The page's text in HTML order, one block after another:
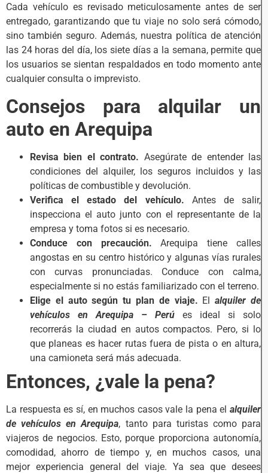
Cada vehículo es revisado meticulosamente antes de ser
entregado, garantizando que tu viaje no solo será cómodo,
sino también seguro. Además, nuestra política de atención
las 24 horas del día, los siete días a la semana, permite que
los usuarios se sientan respaldados en todo momento ante
cualquier consulta o imprevisto.
Consejos para alquilar un
auto en Arequipa
Revisa bien el contrato. Asegúrate de entender las
condiciones del alquiler, los seguros incluidos y las
políticas de combustible y devolución.
Verifica el estado del vehículo. Antes de salir,
inspecciona el auto junto con el representante de la
empresa y toma fotos si es necesario.
Conduce con precaución.Arequipa tiene calles
angostas en su centro histórico y algunas vías rurales
con curvas pronunciadas. Conduce con calma,
especialmente si no estás familiarizado con el terreno.
Elige el auto según tu plan de viaje. Elalquiler de
vehículos en Arequipa – Perú es ideal si solo
recorrerás la ciudad en autos compactos. Pero, si lo
que planeas es hacer rutas fuera de pista o en altura,
una camioneta será más adecuada.
Entonces, ¿vale la pena?
La respuesta es sí, en muchos casos vale la pena el alquiler
de vehículos en Arequipa, tanto para turistas como para
viajeros de negocios. Esto, porque proporciona autonomía,
comodidad, ahorro de tiempo y, en muchos casos, una
mejor experiencia general del viaje. Ya sea que desees